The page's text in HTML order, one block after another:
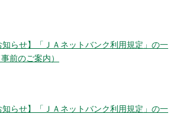
知らせ】「ＪＡネットバンク利用規定」の一
前のご案内）
知らせ】「ＪＡネットバンク利用規定」の一